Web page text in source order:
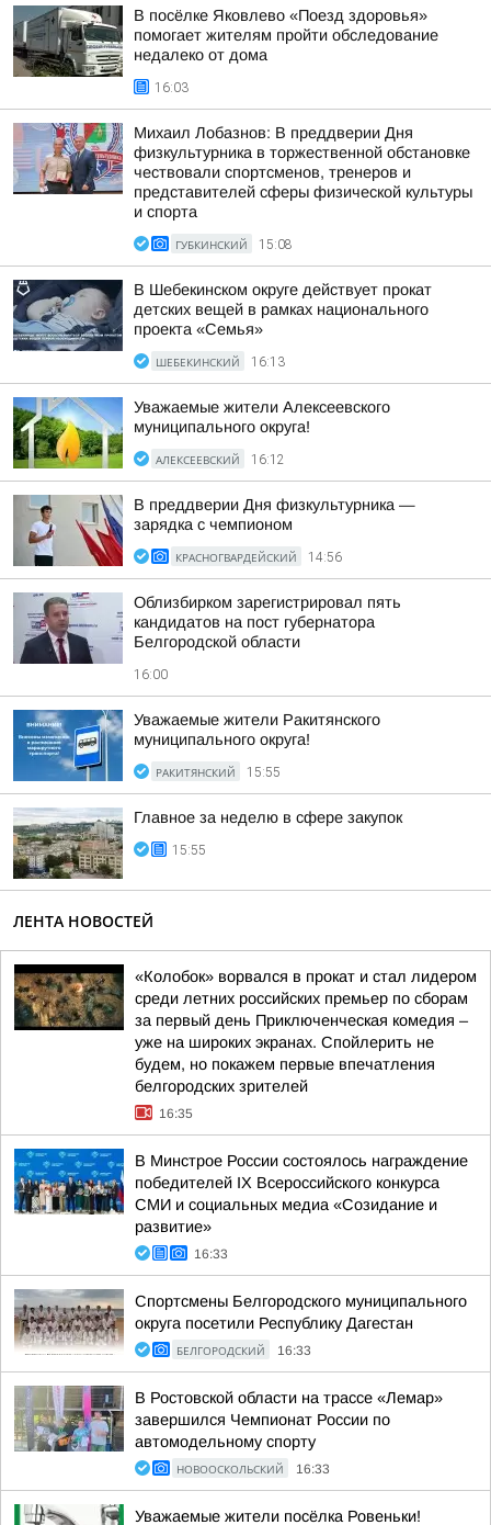
В посёлке Яковлево «Поезд здоровья»
помогает жителям пройти обследование
недалеко от дома
16:03
Михаил Лобазнов: В преддверии Дня
физкультурника в торжественной обстановке
чествовали спортсменов, тренеров и
представителей сферы физической культуры
и спорта
ГУБКИНСКИЙ 15:08
В Шебекинском округе действует прокат
детских вещей в рамках национального
проекта «Семья»
ШЕБЕКИНСКИЙ 16:13
Уважаемые жители Алексеевского
муниципального округа!
АЛЕКСЕЕВСКИЙ 16:12
В преддверии Дня физкультурника —
зарядка с чемпионом
КРАСНОГВАРДЕЙСКИЙ 14:56
Облизбирком зарегистрировал пять
кандидатов на пост губернатора
Белгородской области
16:00
Уважаемые жители Ракитянского
муниципального округа!
РАКИТЯНСКИЙ 15:55
Главное за неделю в сфере закупок
15:55
ЛЕНТА НОВОСТЕЙ
«Колобок» ворвался в прокат и стал лидером
среди летних российских премьер по сборам
за первый день Приключенческая комедия –
уже на широких экранах. Спойлерить не
будем, но покажем первые впечатления
белгородских зрителей
16:35
В Минстрое России состоялось награждение
победителей IX Всероссийского конкурса
СМИ и социальных медиа «Созидание и
развитие»
16:33
Спортсмены Белгородского муниципального
округа посетили Республику Дагестан
БЕЛГОРОДСКИЙ 16:33
В Ростовской области на трассе «Лемар»
завершился Чемпионат России по
автомодельному спорту
НОВООСКОЛЬСКИЙ 16:33
Уважаемые жители посёлка Ровеньки!